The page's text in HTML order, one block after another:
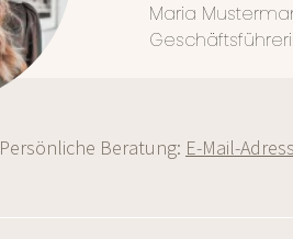
Maria
Persönliche Beratung: E-Mail-